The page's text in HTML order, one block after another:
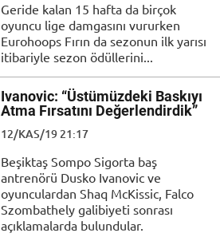
Geride kalan 15 hafta da birçok
oyuncu lige damgasını vururken
Eurohoops Fırın da sezonun ilk yarısı
itibariyle sezon ödüllerini...
Ivanovic: “Üstümüzdeki Baskıyı
Atma Fırsatını Değerlendirdik”
12/KAS/19 21:17
Beşiktaş Sompo Sigorta baş
antrenörü Dusko Ivanovic ve
oyunculardan Shaq McKissic, Falco
Szombathely galibiyeti sonrası
açıklamalarda bulundular.